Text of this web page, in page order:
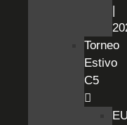
|
Torneo
Estivo
C5